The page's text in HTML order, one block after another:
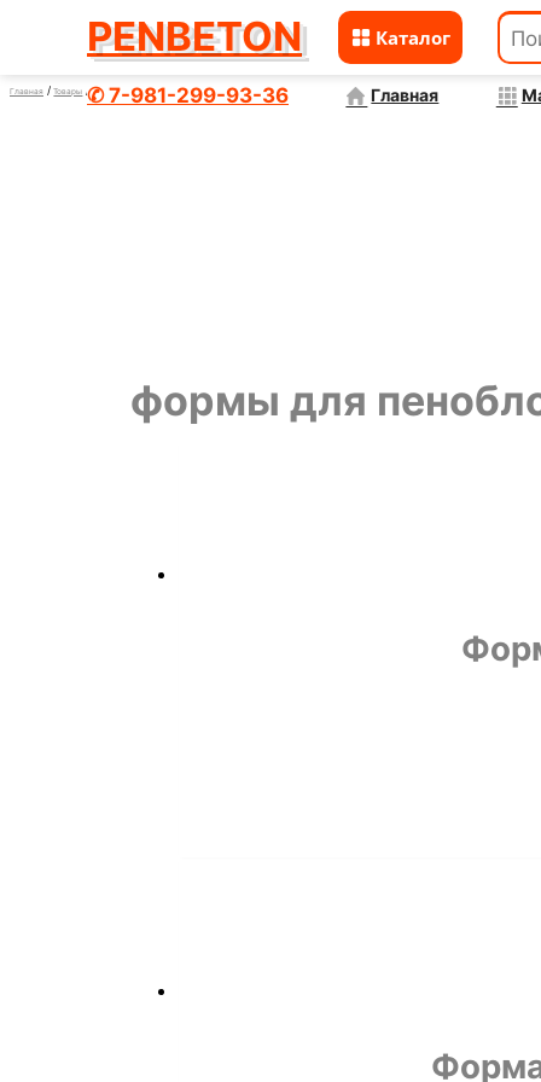
✆ 7-981-299-93-36 Главная
PENBETON
Каталог
к
Главная Товары формы для пеноблоков
формы для